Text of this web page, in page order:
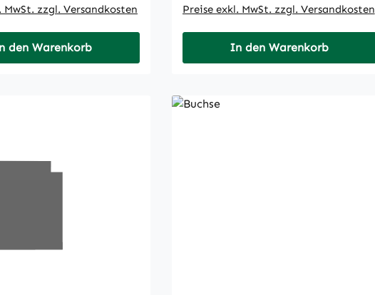
MwSt. zzgl. Versandkosten
den Warenkorb
Preise exkl. MwSt. zzgl. Versandkosten
In den Warenkorb